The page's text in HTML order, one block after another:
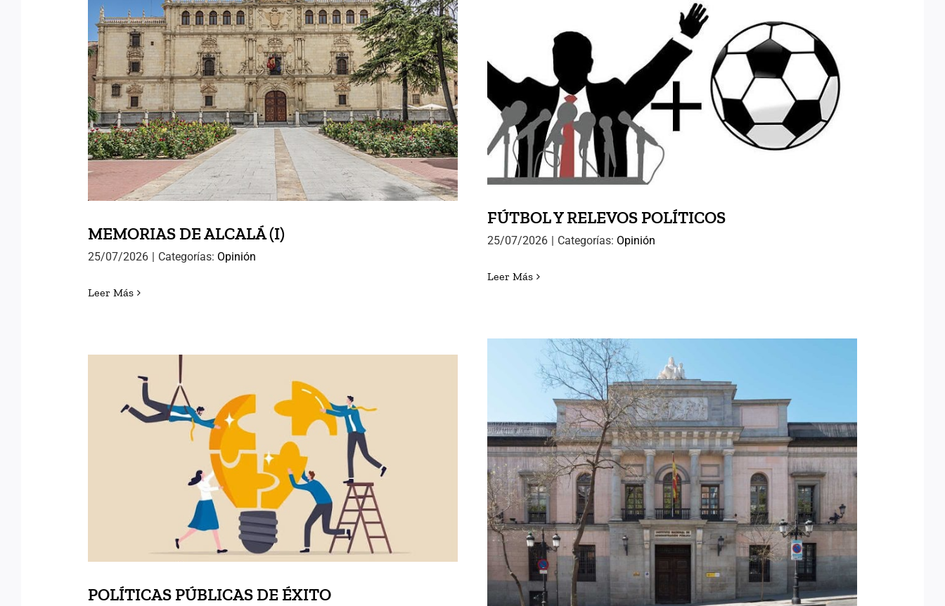
MEMORIAS DE ALCALÁ (I)
MEMORIAS DE ALCALÁ (I)
25/07/2026 Categorías: Opinión
Leer Más
FÚTBOL Y RELEVOS POLÍTICOS
FÚTBOL Y RELEVOS POLÍTICOS
25/07/2026 | Categorías: Opinión
Leer Más
LORENA GONZÁLEZ OLIVARES, NUEVA
DIRECTORA DEL INAP
POLÍTICAS PÚBLICAS DE ÉXITO
POLÍTICAS PÚBLICAS DE ÉXITO